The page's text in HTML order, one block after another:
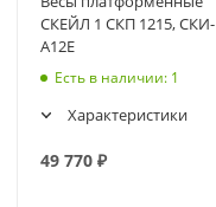
СКЕЙЛ 1 СКП 1215, СКИ-
А12Е
Есть в наличии: 1
Характеристики
49 770 ₽